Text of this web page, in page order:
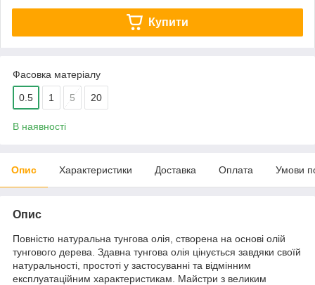
Купити
Фасовка матеріалу
0.5 1 5 20
В наявності
Опис Характеристики Доставка Оплата Умови
Опис
Повністю натуральна тунгова олія, створена на основі олій
тунгового дерева. Здавна тунгова олія цінується завдяки своїй
натуральності, простоті у застосуванні та відмінним
експлуатаційним характеристикам. Майстри з великим